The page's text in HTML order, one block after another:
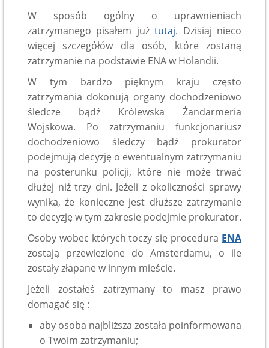
W sposób ogólny o uprawnieniach
zatrzymanego pisałem jużtutaj. Dzisiaj nieco
więcej szczegółów dla osób, które zostaną
zatrzymanie na podstawie ENA w Holandii.
W tym bardzo pięknym kraju często
zatrzymania dokonują organy dochodzeniowo
śledcze bądź Królewska Żandarmeria
Wojskowa. Po zatrzymaniu funkcjonariusz
dochodzeniowo śledczy bądź prokurator
podejmują decyzję o ewentualnym zatrzymaniu
na posterunku policji, które nie może trwać
dłużej niż trzy dni. Jeżeli z okoliczności sprawy
wynika, że konieczne jest dłuższe zatrzymanie
to decyzję w tym zakresie podejmie prokurator.
Osoby wobec których toczy się procedura ENA
zostają przewiezione do Amsterdamu, o ile
zostały złapane w innym mieście.
Jeżeli zostałeś zatrzymany to masz prawo
domagać się :
aby osoba najbliższa została poinformowana
o Twoim zatrzymaniu;